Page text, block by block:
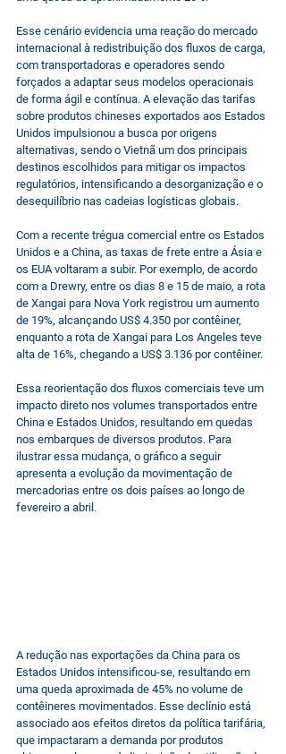
Esse cenário evidencia uma reação do mercado
internacional à redistribuição dos fluxos de carga,
com transportadoras e operadores sendo
forçados a adaptar seus modelos operacionais
de forma ágil e contínua. A elevação das tarifas
sobre produtos chineses exportados aos Estados
Unidos impulsionou a busca por origens
alternativas, sendo o Vietnã um dos principais
destinos escolhidos para mitigar os impactos
regulatórios, intensificando a desorganização e o
desequilíbrio nas cadeias logísticas globais.
Com a recente trégua comercial entre os Estados
Unidos e a China, as taxas de frete entre a Ásia e
os EUA voltaram a subir. Por exemplo, de acordo
com a Drewry, entre os dias 8 e 15 de maio, a rota
de Xangai para Nova York registrou um aumento
de 19%, alcançando US$ 4.350 por contêiner,
enquanto a rota de Xangai para Los Angeles teve
alta de 16%, chegando a US$ 3.136 por contêiner.
Essa reorientação dos fluxos comerciais teve um
impacto direto nos volumes transportados entre
China e Estados Unidos, resultando em quedas
nos embarques de diversos produtos. Para
ilustrar essa mudança, o gráfico a seguir
apresenta a evolução da movimentação de
mercadorias entre os dois países ao longo de
fevereiro a abril.
A redução nas exportações da China para os
Estados Unidos intensificou-se, resultando em
uma queda aproximada de 45% no volume de
contêineres movimentados. Esse declínio está
associado aos efeitos diretos da política tarifária,
que impactaram a demanda por produtos